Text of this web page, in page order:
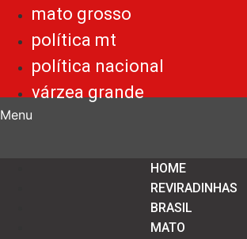
mato grosso
política mt
política nacional
várzea grande
Menu
HOME
REVIRADINHAS
BRASIL
MATO